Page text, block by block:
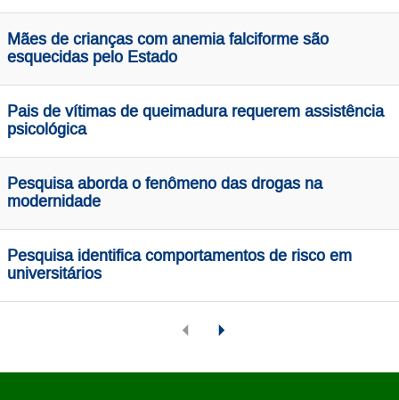
Mães de crianças com anemia falciforme são
esquecidas pelo Estado
Pais de vítimas de queimadura requerem assistência
psicológica
Pesquisa aborda o fenômeno das drogas na
modernidade
Pesquisa identifica comportamentos de risco em
universitários